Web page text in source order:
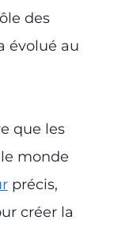
des
évolué au
que les
monde
précis,
créer la